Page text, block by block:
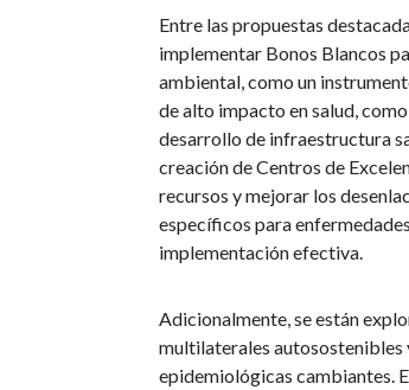
Entre las propuestas
implementar Bonos Blancos
ambiental, como un
de alto impacto en salud,
desarrollo de infraestructura
creación de Centros de
recursos y mejorar los
específicos para
implementación efectiva.
Adicionalmente, se están
multilaterales autosostenibles
epidemiológicas cambiantes.